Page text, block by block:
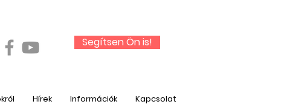
Segítsen Ön is!
Hírek Információk Kapcsolat